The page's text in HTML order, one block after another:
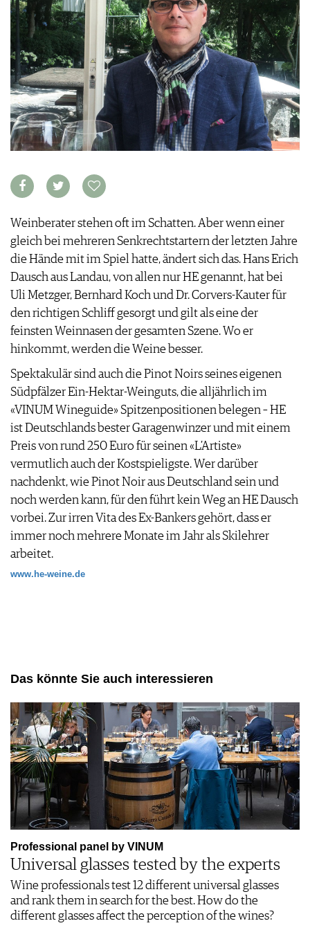
VORTEILSWELT
MEDIATHEK
APPS
VIDEOS
BILDSTRECKEN
BÜCHER
NEWS
WEINWIRTSCHAFT
WEINSZENE
PORTRAITS
VINOPHILES
ANMELDEN
GEWINNSPIELE
VORTEILSWELT
WEINSUCHE
REDAKTION
IMPRESSUM
AGB & DATENSCHUTZ
FAQ
Weinberater stehen oft im Schatten. Aber wenn einer
gleich bei mehreren Senkrechtstartern der letzten Jahre
die Hände mit im Spiel hatte, ändert sich das. Hans Erich
Dausch aus Landau, von allen nur HE genannt, hat bei
Uli Metzger, Bernhard Koch und Dr. Corvers-Kauter für
den richtigen Schliff gesorgt und gilt als eine der
feinsten Weinnasen der gesamten Szene. Wo er
hinkommt, werden die Weine besser.
Spektakulär sind auch die Pinot Noirs seines eigenen
Südpfälzer Ein-Hektar-Weinguts, die alljährlich im
«VINUM Wineguide» Spitzenpositionen belegen – HE
ist Deutschlands bester Garagenwinzer und mit einem
Preis von rund 250 Euro für seinen «L’Artiste»
vermutlich auch der Kostspieligste. Wer darüber
nachdenkt, wie Pinot Noir aus Deutschland sein und
noch werden kann, für den führt kein Weg an HE Dausch
vorbei. Zur irren Vita des Ex-Bankers gehört, dass er
immer noch mehrere Monate im Jahr als Skilehrer
arbeitet.
www.he-weine.de
Das könnte Sie auch interessieren
Professional panel by VINUM
Universal glasses tested by the experts
Wine professionals test 12 different universal glasses
and rank them in search for the best. How do the
different glasses affect the perception of the wines?